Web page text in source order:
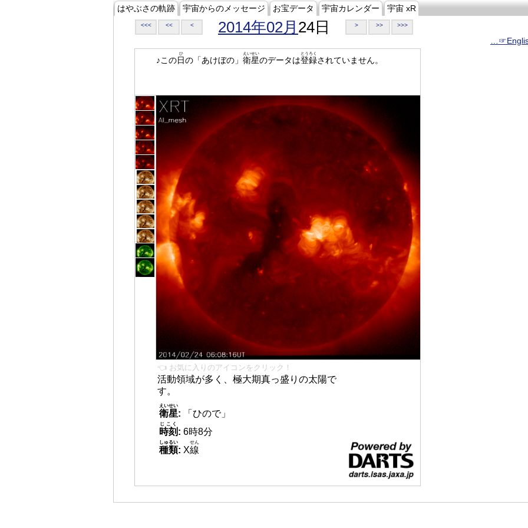
はやぶさの軌跡 宇宙からのメッセージ お宝データ 宇宙カレンダー 宇宙 xR
<<< << < 2014年02月 24日 > >> >>>
♪この日
ひ
の「あけぼの」 衛星
えいせい
のデータは登録
とうろく
されていません。
👈 お気に入りのアイコンをクリック！
活動領域が多く、極大期真っ盛りの太陽で
す。
衛星
えいせい
:
「ひので」
時刻
じこく
: 6時8分
種類
しゅるい
: X線
せん